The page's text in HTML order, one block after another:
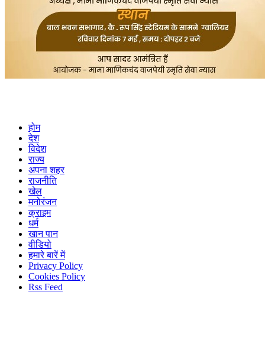
होम
देश
विदेश
राज्य
अपना शहर
राजनीति
खेल
मनोरंजन
क्राइम
धर्म
खान पान
वीडियो
हमारे बारें में
Privacy Policy
Cookies Policy
Rss Feed